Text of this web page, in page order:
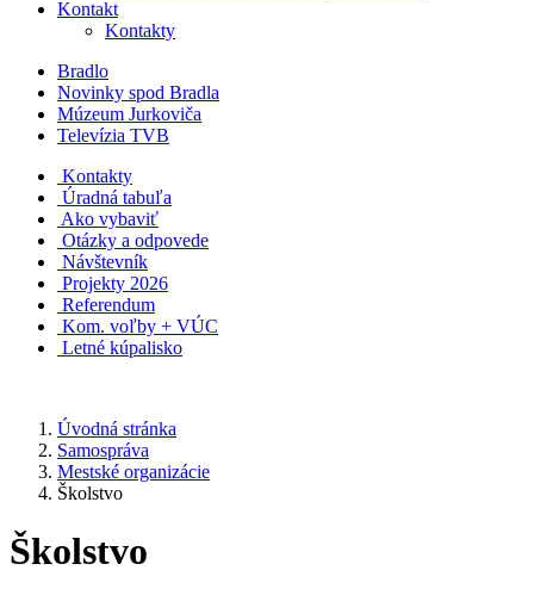
Kontakt
Kontakty
Bradlo
Novinky spod Bradla
Múzeum Jurkoviča
Televízia TVB
Kontakty
Úradná tabuľa
Ako vybaviť
Otázky a odpovede
Návštevník
Projekty 2026
Referendum
Kom. voľby + VÚC
Letné kúpalisko
Úvodná stránka
Samospráva
Mestské organizácie
Školstvo
Školstvo